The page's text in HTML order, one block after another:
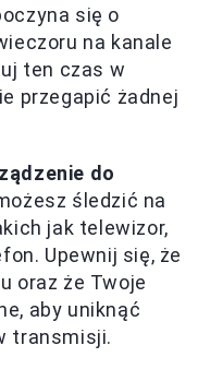
się o
na kanale
ten czas w
przegapić żadnej
do
śledzić na
jak telewizor,
Upewnij się, że
oraz że Twoje
aby uniknąć
transmisji.